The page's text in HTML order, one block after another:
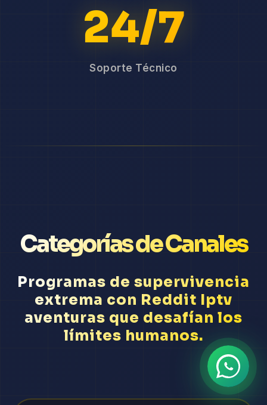
24/7
Soporte Técnico
Categorías de Canales
Programas de supervivencia
extrema con Reddit Iptv
aventuras que desafían los
límites humanos.